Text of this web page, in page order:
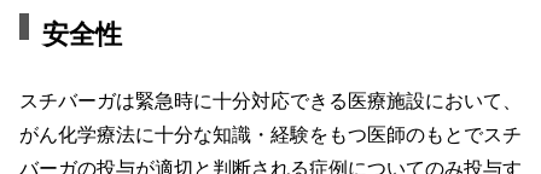
安全性
スチバーガは緊急時に十分対応できる医療施設において、
がん化学療法に十分な知識・経験をもつ医師のもとでスチ
バーガの投与が適切と判断される症例についてのみ投与す